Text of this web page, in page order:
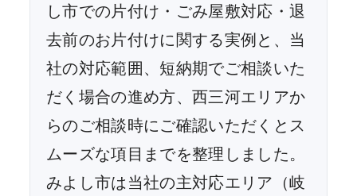
し市での片付け・ごみ屋敷対応・退
去前のお片付けに関する実例と、当
社の対応範囲、短納期でご相談いた
だく場合の進め方、西三河エリアか
らのご相談時にご確認いただくとス
ムーズな項目までを整理しました。
みよし市は当社の主対応エリア（岐